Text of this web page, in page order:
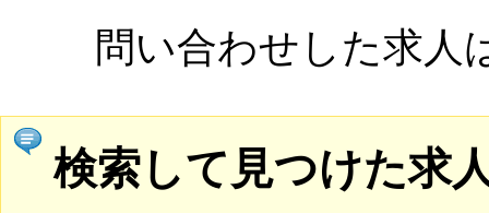
問い合わせした求人
検索して見つけた求